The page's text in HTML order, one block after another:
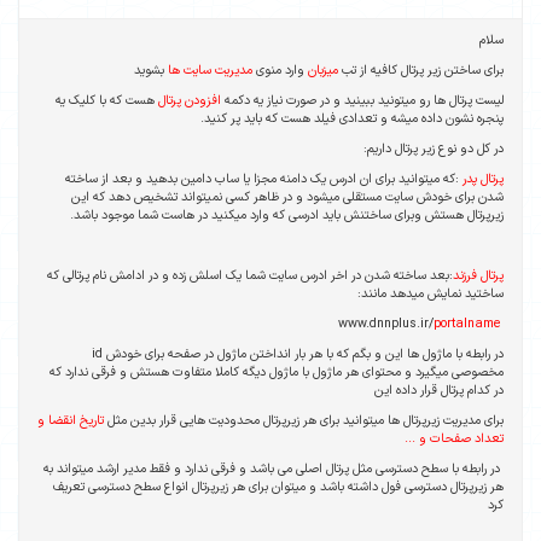
سلام
برای ساختن زیر پرتال کافیه از تبمیزبان وارد منویمدیریت سایت ها بشوید
لیست پرتال ها رو میتونید ببینید و در صورت نیاز یه دکمه افزودن پرتالهست که با کلیک یه
پنجره نشون داده میشه و تعدادی فیلد هست که باید پر کنید.
در کل دو نوع زیر پرتال داریم:
پرتال پدر :که میتوانید برای ان ادرس یک دامنه مجزا یا ساب دامین بدهید و بعد از ساخته
شدن برای خودش سایت مستقلی میشود و در ظاهر کسی نمیتواند تشخیص دهد که این
زیرپرتال هستش وبرای ساختنش باید ادرسی که وارد میکنید در هاست شما موجود باشد.
پرتال فرزند:بعد ساخته شدن در اخر ادرس سایت شما یک اسلش زده و در ادامش نام پرتالی که
ساختید نمایش میدهد مانند:
portalname
در رابطه با ماژول ها این و بگم که با هر بار انداختن ماژول در صفحه برای خودش id
مخصوصی میگیرد و محتوای هر ماژول با ماژول دیگه کاملا متفاوت هستش و فرقی ندارد که
در کدام پرتال قرار داده این
برای مدیریت زیرپرتال ها میتوانید برای هر زیرپرتال محدودیت هایی قرار بدین مثلتاریخ انقضا و
تعداد صفحات و ...
در رابطه با سطح دسترسی مثل پرتال اصلی می باشد و فرقی ندارد و فقط مدیر ارشد میتواند به
هر زیرپرتال دسترسی فول داشته باشد و میتوان برای هر زیرپرتال انواع سطح دسترسی تعریف
کرد